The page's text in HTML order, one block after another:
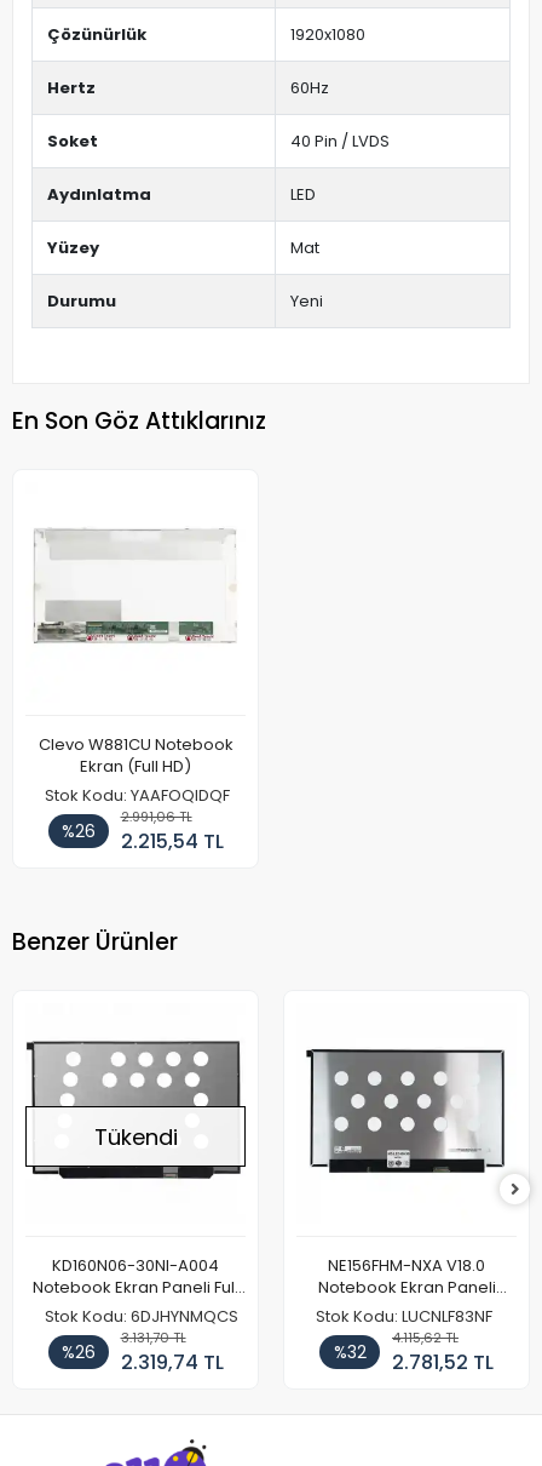
Çözünürlük 1920x1080
Hertz 60Hz
Soket 40 Pin / LVDS
Aydınlatma LED
Yüzey Mat
Durumu Yeni
En Son Göz Attıklarınız
Clevo W881CU Notebook
Ekran (Full HD)
Stok Kodu: YAAFOQIDQF
%26
2.991,06 TL
2.215,54 TL
Benzer Ürünler
Tükendi
KD160N06-30NI-A004
Notebook Ekran Paneli Full
HD
Stok Kodu: 6DJHYNMQCS
%26
3.131,70 TL
2.319,74 TL
NE156FHM-NXA V18.0
Notebook Ekran Paneli
144Hz
Stok Kodu: LUCNLF83NF
%32
4.115,62 TL
2.781,52 TL